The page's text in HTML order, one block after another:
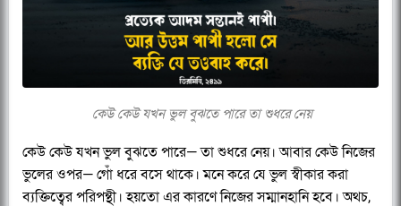
কেউ কেউ যখন ভুল বুঝতে পারে তা শুধরে নেয়
কেউ কেউ যখন ভুল বুঝতে পারে— তা শুধরে নেয়। আবার কেউ নিজের
ভুলের ওপর— গোঁ ধরে বসে থাকে। মনে করে যে ভুল স্বীকার করা
ব্যক্তিত্বের পরিপন্থী। হয়তো এর কারণে নিজের সম্মানহানি হবে। অথচ,